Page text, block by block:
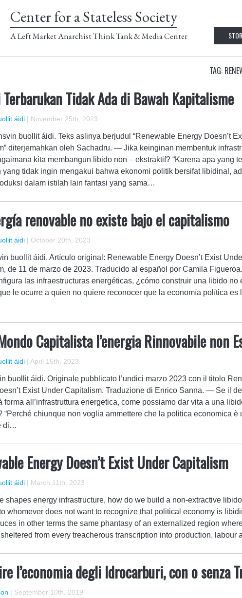
Center for a Stateless Society
A Left Market Anarchist Think Tank & Media Center
TAG:
Tidak Ada di Bawah Kapitalisme
áidi | November 25th, 2023
buollit áidi. Teks aslinya berjudul “Renewable Energy Doesn’t
diterjemahkan oleh Sachadru. — Jika keinginan membentuk
kita membangun libido non – ekstraktif? “Karena apa yang
yang tidak ingin mengakui bahwa ekonomi politik bersifat libidinal,
dalam istilah lain fantasi yang sama…
renovable no existe bajo el capitalismo
áidi | October 20th, 2023
buollit áidi. Artículo original: Renewable Energy Doesn’t Exist
de 11 de marzo de 2023. Traducido al español por Camila
las infraestructuras energéticas, ¿cómo construir una libido no
le ocurre a quien no quiere reconocer que la economía política es
Capitalista l’energia Rinnovabile non
áidi | April 15th, 2023
buollit áidi. Originale pubblicato l’undici marzo 2023 con il titolo
Exist Under Capitalism. Traduzione di Enrico Sanna. — Se il
forma all’infrastruttura energetica, come possiamo dar vita a una
“Perché chiunque non voglia ammettere che la politica economica è
di…
Energy Doesn’t Exist Under Capitalism
áidi | March 11th, 2023
shapes energy infrastructure, how do we build a non-extractive
whomever does not want to recognize that political economy is
in other terms the same phantasy of an externalized region
from every treacherous transcription into production, labour
l’economia degli Idrocarburi, con o senza
| September 10th, 2019